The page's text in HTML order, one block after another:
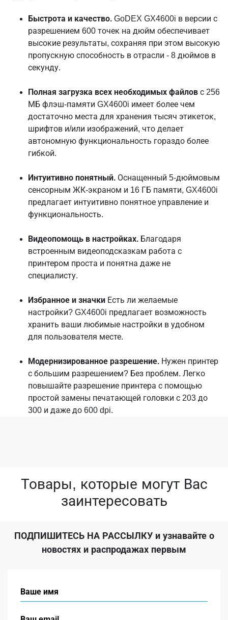
Быстрота и качество. GoDEX GX4600i в версии с
разрешением 600 точек на дюйм обеспечивает
высокие результаты, сохраняя при этом высокую
пропускную способность в отрасли - 8 дюймов в
секунду.
Полная загрузка всех необходимых файлов с 256
МБ флэш-памяти GX4600i имеет более чем
достаточно места для хранения тысяч этикеток,
шрифтов и/или изображений, что делает
автономную функциональность гораздо более
гибкой.
Интуитивно понятный. Оснащенный 5-дюймовым
сенсорным ЖК-экраном и 16 ГБ памяти, GX4600i
предлагает интуитивно понятное управление и
функциональность.
Видеопомощь в настройках. Благодаря
встроенным видеоподсказкам работа с
принтером проста и понятна даже не
специалисту.
Избранное и значки Есть ли желаемые
настройки? GX4600i предлагает возможность
хранить ваши любимые настройки в удобном
для пользователя месте.
Модернизированное разрешение. Нужен принтер
с большим разрешением? Без проблем. Легко
повышайте разрешение принтера с помощью
простой замены печатающей головки с 203 до
300 и даже до 600 dpi.
Товары, которые могут Вас
заинтересовать
ПОДПИШИТЕСЬ НА РАССЫЛКУи узнавайте о
новостях и распродажах первым